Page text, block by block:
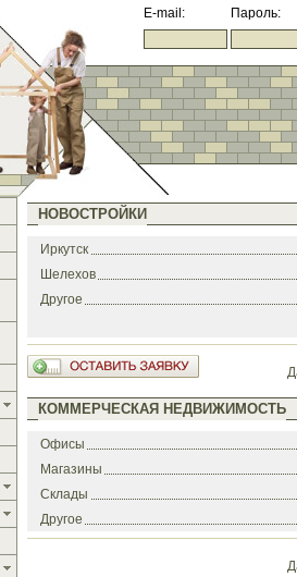
E-mail: Пароль:
НОВОСТРОЙКИ
Иркутск
Шелехов
Другое
КОММЕРЧЕСКАЯ НЕДВИЖИМОСТЬ
Офисы
Магазины
Склады
Другое